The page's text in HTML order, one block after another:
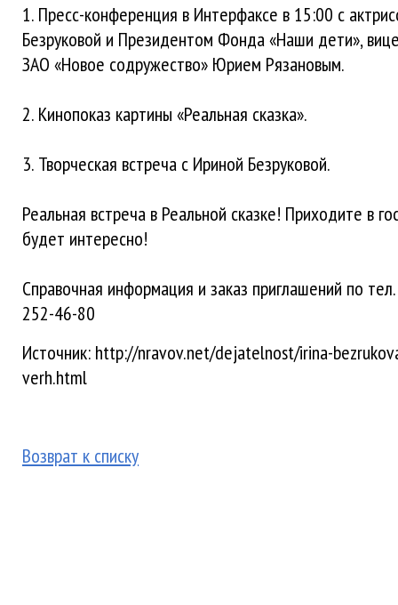
1. Пресс-конференция в Интерфаксе в 15:00 с
Безруковой и Президентом Фонда «Наши дети»,
ЗАО «Новое содружество» Юрием Рязановым.
2. Кинопоказ картины «Реальная сказка».
3. Творческая встреча с Ириной Безруковой.
Реальная встреча в Реальной сказке! Приходите в
будет интересно!
Справочная информация и заказ приглашений по
252-46-80
Источник: http://nravov.net/dejatelnost/irina-
verh.html
Возврат к списку